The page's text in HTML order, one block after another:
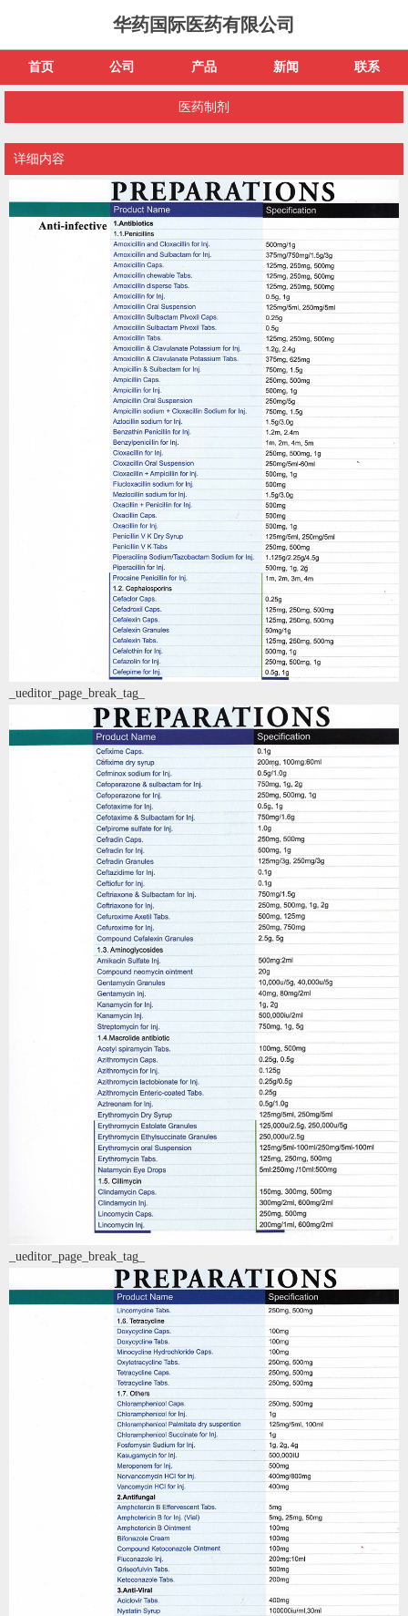
华药国际医药有限公司
首页 公司 产品 新闻 联系
医药制剂
详细内容
_ueditor_page_break_tag_
_ueditor_page_break_tag_